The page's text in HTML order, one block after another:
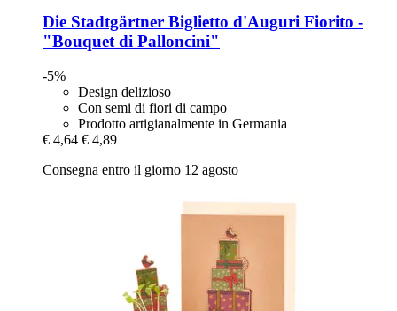
Die Stadtgärtner Biglietto d'Auguri Fiorito -​
"Bouquet di Palloncini"
-5%
Design delizioso
Con semi di fiori di campo
Prodotto artigianalmente in Germania
€ 4,64 € 4,89
Consegna entro il giorno 12 agosto